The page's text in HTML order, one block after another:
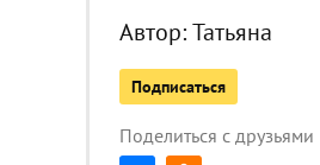
Автор:Татьяна
Подписаться
Поделиться с друзьями